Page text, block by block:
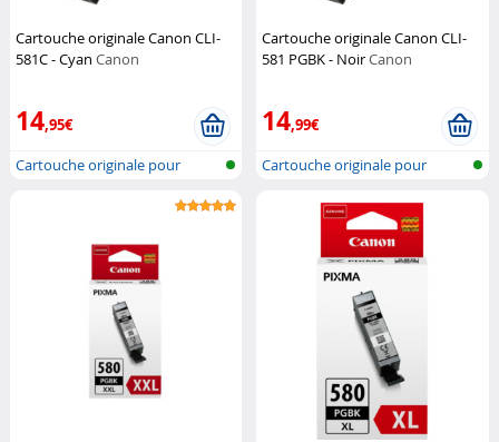
Cartouche originale Canon CLI-
581C - Cyan Canon
14,95€
Cartouche originale pour
Cartouche originale Canon CLI-
581 PGBK - NoirCanon
14,99€
Cartouche originale pour